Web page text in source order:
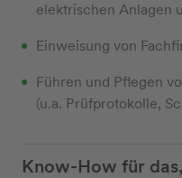
elektrischen Anlagen
Einweisung von
Führen und Pflegen
(u.a. Prüfprotokolle,
Know-How für